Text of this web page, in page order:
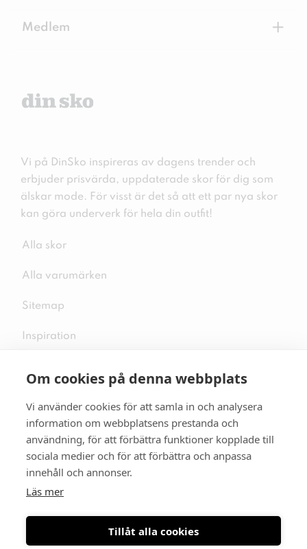
Om cookies på denna webbplats
Vi använder cookies för att samla in och analysera
information om webbplatsens prestanda och
användning, för att förbättra funktioner kopplade till
sociala medier och för att förbättra och anpassa
innehåll och annonser.
Läs mer
Tillåt alla cookies
Medlem +
Vi på DinSko inspireras av dagens trender och
erbjuder prisvärda, uppdaterade skor för dig som
älskar mode. För visst är det så att ett par nya skor
kan göra underverk för hela din outfit!
Alla skor
Alla varumärken
Sitemap
Inspiration
Följ oss på sociala medier
Se mer skor: skopunkten.se